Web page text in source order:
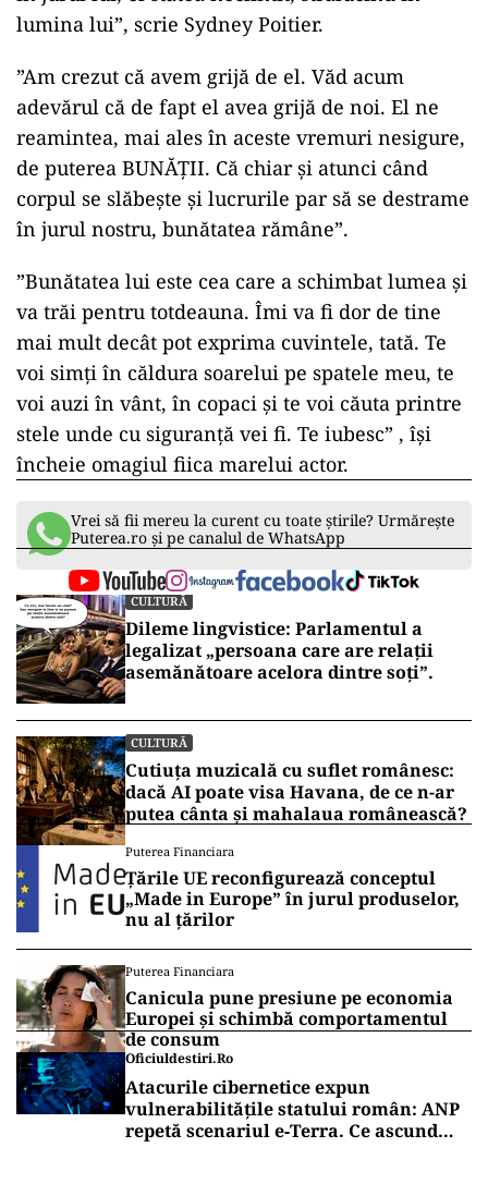
Omagiul lui Sydney Poitier este publicat în
întregime de BBC.
”Durerea mea este pentru că mi-am pierdut
tatăl, dar este și pentru că lumea a pierdut atât
luminos. Indiferent de furtunile care îl biciuiau
în jurul lui, el stătea neclintit, strălucind în
lumina lui”, scrie Sydney Poitier.
”Am crezut că avem grijă de el. Văd acum
adevărul că de fapt el avea grijă de noi. El ne
reamintea, mai ales în aceste vremuri nesigure,
de puterea BUNĂȚII. Că chiar și atunci când
corpul se slăbește și lucrurile par să se destrame
în jurul nostru, bunătatea rămâne”.
”Bunătatea lui este cea care a schimbat lumea și
va trăi pentru totdeauna. Îmi va fi dor de tine
mai mult decât pot exprima cuvintele, tată. Te
voi simți în căldura soarelui pe spatele meu, te
voi auzi în vânt, în copaci și te voi căuta printre
stele unde cu siguranță vei fi. Te iubesc” , își
încheie omagiul fiica marelui actor.
Vrei să fii mereu la curent cu toate știrile? Urmărește
Puterea.ro și pe canalul de WhatsApp
CULTURĂ
Dileme lingvistice: Parlamentul a
legalizat „persoana care are relații
asemănătoare acelora dintre soți”.
CULTURĂ
Cutiuța muzicală cu suflet românesc:
dacă AI poate visa Havana, de ce n-ar
putea cânta și mahalaua românească?